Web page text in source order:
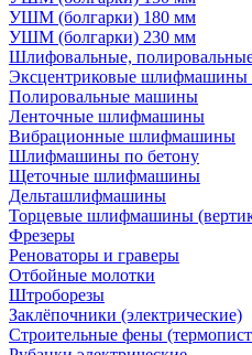
УШМ (болгарки) 180 мм
УШМ (болгарки) 230 мм
Шлифовальные,
Эксцентриковые шлифмашины
Полировальные машины
Ленточные шлифмашины
Вибрационные шлифмашины
Шлифмашины по бетону
Щеточные шлифмашины
Дельташлифмашины
Торцевые шлифмашины
Фрезеры
Реноваторы и граверы
Отбойные молотки
Штроборезы
Заклёпочники (электрические)
Строительные фены